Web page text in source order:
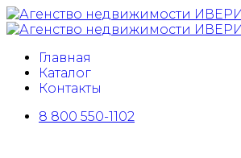
Главная
Каталог
Контакты
8 800 550-1102